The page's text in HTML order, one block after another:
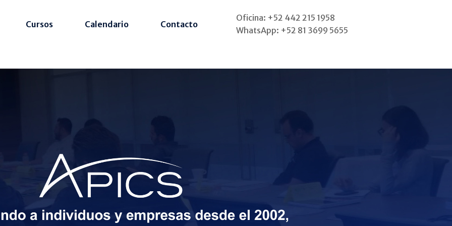
Cursos Calendario Contacto
Oficina: +52 442 215 1958
WhatsApp: +52 81 3699 5655